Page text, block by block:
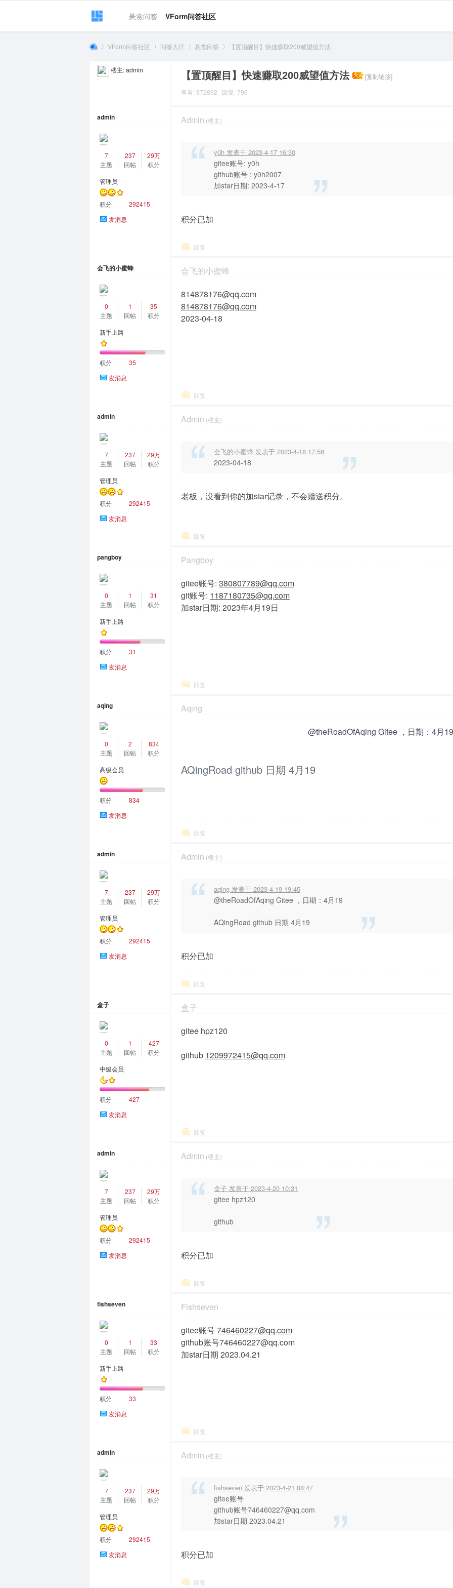
悬赏问答 VForm问答社区
VForm问答社区 问答大厅
›
悬赏问答 【置顶醒目】快速赚取200威望值方法
楼主:admin
【置顶醒目】快速赚取200威望值方法
[复制链接]
查看: 372892 回复: 796
admin
7
主题
237
回帖
29万
积分
管理员
积分
292415
发消息
Admin (楼主)
y0h 发表于 2023-4-17 16:30
gitee账号: y0h
github账号 : y0h2007
加star日期: 2023-4-17
积分已加
回复
会飞的小蜜蜂
0
主题
1
回帖
35
积分
新手上路
积分
35
发消息
会飞的小蜜蜂
814878176@qq.com
814878176@qq.com
2023-04-18
回复
admin
7
主题
237
回帖
29万
积分
管理员
积分
292415
发消息
Admin (楼主)
会飞的小蜜蜂 发表于 2023-4-18 17:58
2023-04-18
老板，没看到你的加star记录，不会赠送积分。
回复
pangboy
0
主题
1
回帖
31
积分
新手上路
积分
31
发消息
Pangboy
gitee账号: 380807789@qq.com
git账号: 1187180735@qq.com
加star日期: 2023年4月19日
回复
aqing
0
主题
2
回帖
834
积分
高级会员
积分
834
发消息
Aqing
@theRoadOfAqing Gitee ，日期：4月19
AQingRoad github 日期 4月19
回复
admin
7
主题
237
回帖
29万
积分
管理员
积分
292415
发消息
Admin (楼主)
aqing 发表于 2023-4-19 19:45
@theRoadOfAqing Gitee ，日期：4月19
AQingRoad github 日期 4月19
积分已加
回复
盒子
0
主题
1
回帖
427
积分
中级会员
积分
427
发消息
盒子
gitee hpz120
github 1209972415@qq.com
回复
admin
7
主题
237
回帖
29万
积分
管理员
积分
292415
发消息
Admin (楼主)
盒子 发表于 2023-4-20 10:31
gitee hpz120
github
积分已加
回复
fishseven
0
主题
1
回帖
33
积分
新手上路
积分
33
发消息
Fishseven
gitee账号746460227@qq.com
github账号746460227@qq.com
加star日期 2023.04.21
回复
admin
7
主题
237
回帖
29万
积分
管理员
积分
292415
发消息
Admin (楼主)
fishseven 发表于 2023-4-21 08:47
gitee账号
github账号746460227@qq.com
加star日期 2023.04.21
积分已加
回复